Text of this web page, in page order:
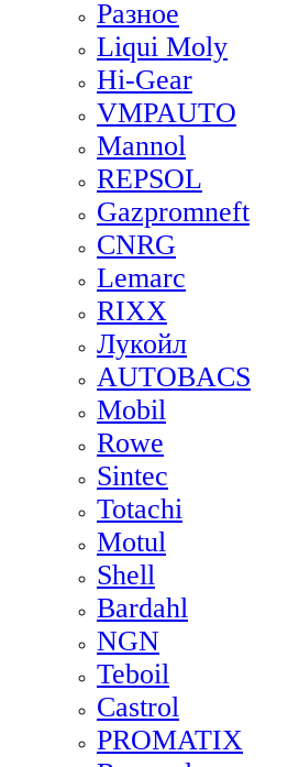
Разное
Liqui Moly
Hi-Gear
VMPAUTO
Mannol
REPSOL
Gazpromneft
CNRG
Lemarc
RIXX
Лукойл
AUTOBACS
Mobil
Rowe
Sintec
Totachi
Motul
Shell
Bardahl
NGN
Teboil
Castrol
PROMATIX